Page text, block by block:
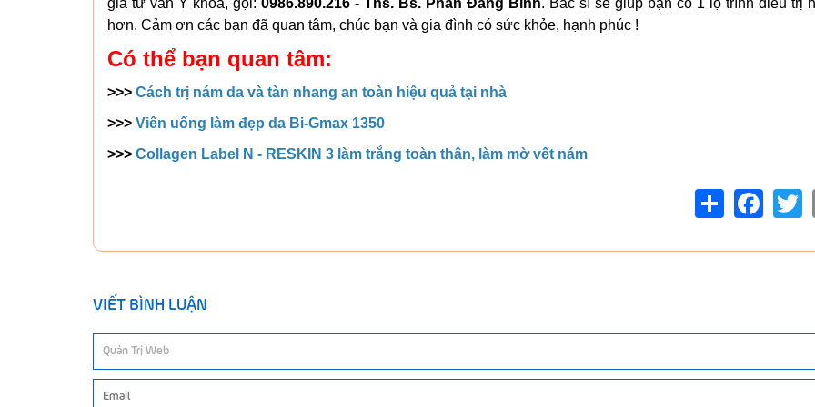
hơn. Cảm ơn các bạn đã quan tâm, chúc bạn và gia đình có sức khỏe, hạnh phúc !
Có thể bạn quan tâm:
>>> Cách trị nám da và tàn nhang an toàn hiệu quả tại nhà
>>> Viên uống làm đẹp da Bi-Gmax 1350
>>> Collagen Label N - RESKIN 3 làm trắng toàn thân, làm mờ vết nám
Share
VIẾT BÌNH LUẬN